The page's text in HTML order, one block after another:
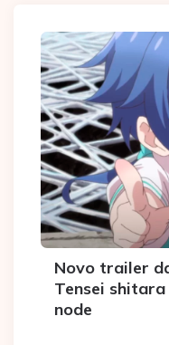
Novo trailer
Tensei
node